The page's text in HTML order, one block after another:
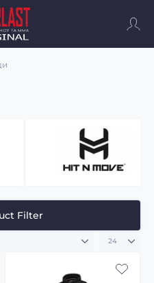
Filter